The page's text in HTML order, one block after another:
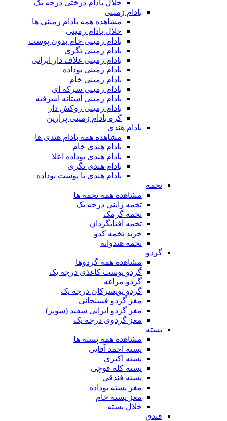
خلال بادام درختی درجه یک
بادام زمینی
مشاهده همه بادام زمینی ها
خلال بادام زمینی
بادام زمینی خام بدون پوست
بادام زمینی تگری
بادام زمینی غلاف دار ایرانی
بادام زمینی بوداده
بادام زمینی خام
بادام زمینی سرکه ای
بادام زمینی آستانه اشرفیه
بادام زمینی روکش دار
کره بادام زمینی پرارین
بادام هندی
مشاهده همه بادام هندی ها
بادام هندی خام
بادام هندی بوداده اعلا
بادام هندی تگری
بادام هندی با پوست بوداده
تخمه
مشاهده همه تخمه ها
تخمه ژاپنی درجه یک
تخمه گرمک
تخمه آفتابگردان
خرید تخمه کدو
تخمه هندوانه
گردو
مشاهده همه گردوها
گردو پوست کاغذی درجه یک
گردو مراغه
گردو تویسرکان درجه یک
مغز گردو فسنجانی
مغز گردو ایرانی سفید (سوپر)
مغز گردوی درجه یک
پسته
مشاهده همه پسته ها
پسته احمد آقایی
پسته اکبری
پسته کله قوچی
پسته فندقی
مغز پسته بوداده
مغز پسته خام
خلال پسته
فندق